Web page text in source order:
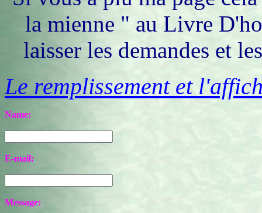
la mienne " au Livre
laisser les demandes et
Le remplissement et
E-mail: